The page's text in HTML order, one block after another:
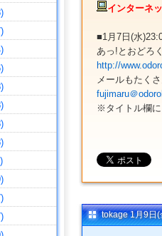
インターネ
■1月7日(水
あっ!とおどろ
http://
メールもたく
fujimaru＠
※タイトル欄
tokage 1月9日(